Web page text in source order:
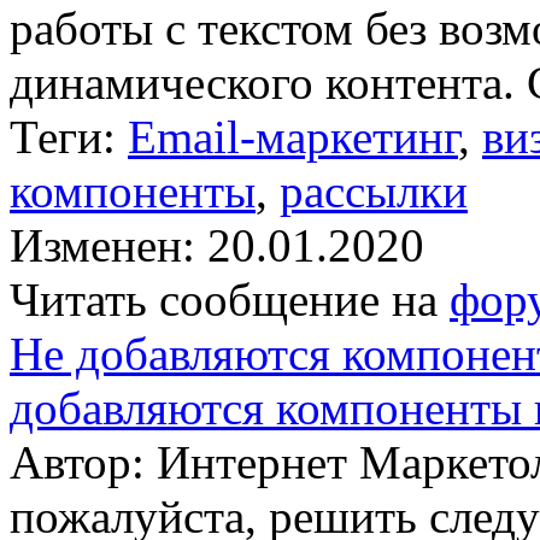
работы с текстом без
динамического контента.
Теги: Email-маркетинг,
компоненты, рассылки
Изменен: 20.01.2020
Читать сообщение на
Не добавляются
добавляются компоненты
Автор: Интернет
пожалуйста, решить